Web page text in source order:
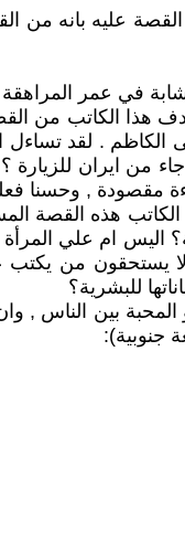
عليه بانه
عمر المراهقة
الكاتب من
. لقد تساءل
ايران للزيارة
, وحسنا فعلت
الكاتب هذه
اليس ام علي
يستحقون من
للبشرية؟
بين الناس
جنوبية):